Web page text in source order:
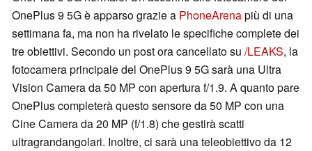
OnePlus 9 5G è apparso grazie a PhoneArenapiù di una
settimana fa, ma non ha rivelato le specifiche complete dei
tre obiettivi. Secondo un post ora cancellato su /LEAKS, la
fotocamera principale del OnePlus 9 5G sarà una Ultra
Vision Camera da 50 MP con apertura f/1.9. A quanto pare
OnePlus completerà questo sensore da 50 MP con una
Cine Camera da 20 MP (f/1.8) che gestirà scatti
ultragrandangolari. Inoltre, ci sarà una teleobiettivo da 12